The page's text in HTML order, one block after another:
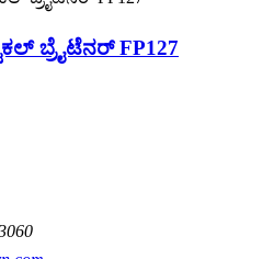
ಬ್ರೈಟೆನರ್ FP127